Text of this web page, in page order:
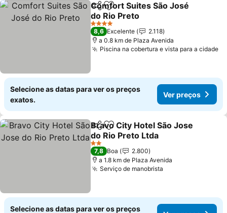
PartilharAdicionar aos favoritos
Comfort Suites São José
do Rio Preto
4 Estrelas
8,6 Excelente
2.118
a 0.8 km de Plaza Avenida
Piscina na cobertura e vista para a cidade
Selecione as datas para ver os preços
exatos.
Ver preços
PartilharAdicionar aos favoritos
Bravo City Hotel São Jose
do Rio Preto Ltda
2 Estrelas
7,8 Boa
2.800
a 1.8 km de Plaza Avenida
Serviço de manobrista
Selecione as datas para ver os preços